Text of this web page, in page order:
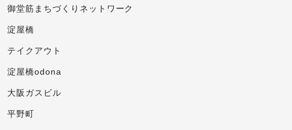
御堂筋まちづくりネットワーク
淀屋橋
テイクアウト
淀屋橋odona
大阪ガスビル
平野町